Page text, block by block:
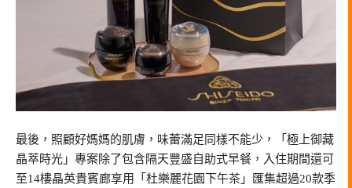
最後，照顧好媽媽的肌膚，味蕾滿足同樣不能少，「極上御藏
晶萃時光」專案除了包含隔天豐盛自助式早餐，入住期間還可
至14樓晶英貴賓廊享用「杜樂麗花園下午茶」匯集超過20款季